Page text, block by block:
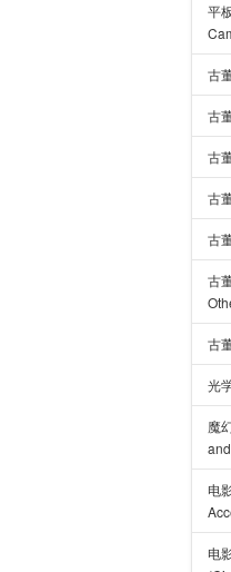
平
古
古
古
古
古
古
古
光
魔
电
电